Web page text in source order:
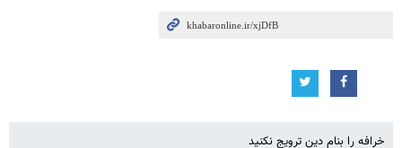
خرافه را بنام دین ترویج نکنید